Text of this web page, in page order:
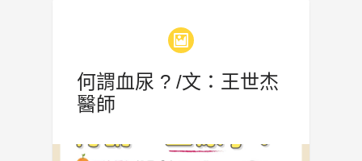
何謂血尿 ? /文：王世杰
醫師